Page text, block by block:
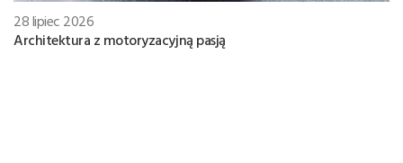
28 lipiec 2026
Architektura z motoryzacyjną pasją